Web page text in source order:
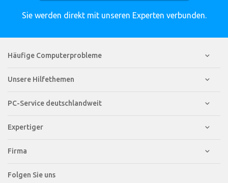
Sie werden direkt mit unseren Experten verbunden.
Häufige Computerprobleme
Unsere Hilfethemen
PC-Service deutschlandweit
Expertiger
Firma
Folgen Sie uns